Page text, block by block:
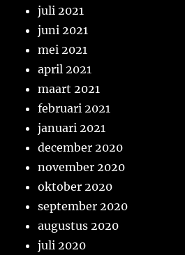
juli 2021
juni 2021
mei 2021
april 2021
maart 2021
februari 2021
januari 2021
december 2020
november 2020
oktober 2020
september 2020
augustus 2020
juli 2020